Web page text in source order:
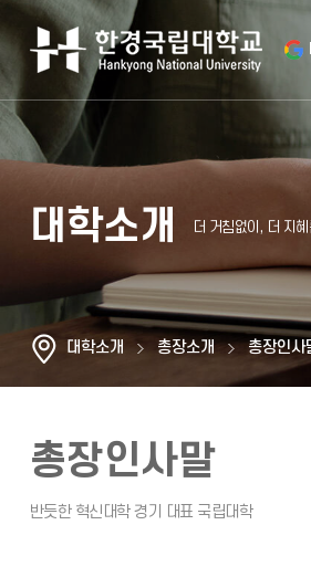
대학소개
대학소개 총장소개 총장인사
총장인사말